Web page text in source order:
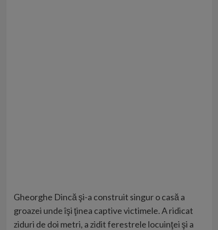
Gheorghe Dincă şi-a construit singur o casă a
groazei unde îşi ţinea captive victimele. A ridicat
ziduri de doi metri, a zidit ferestrele locuinţei şi a